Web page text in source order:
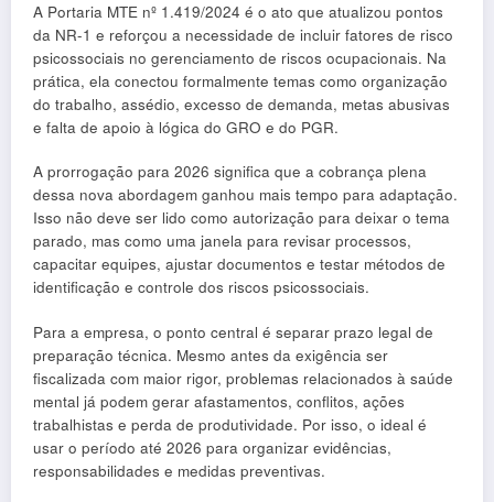
A Portaria MTE nº 1.419/2024 é o ato que atualizou pontos
da NR-1 e reforçou a necessidade de incluir fatores de risco
psicossociais no gerenciamento de riscos ocupacionais. Na
prática, ela conectou formalmente temas como organização
do trabalho, assédio, excesso de demanda, metas abusivas
e falta de apoio à lógica do GRO e do PGR.
A prorrogação para 2026 significa que a cobrança plena
dessa nova abordagem ganhou mais tempo para adaptação.
Isso não deve ser lido como autorização para deixar o tema
parado, mas como uma janela para revisar processos,
capacitar equipes, ajustar documentos e testar métodos de
identificação e controle dos riscos psicossociais.
Para a empresa, o ponto central é separar prazo legal de
preparação técnica. Mesmo antes da exigência ser
fiscalizada com maior rigor, problemas relacionados à saúde
mental já podem gerar afastamentos, conflitos, ações
trabalhistas e perda de produtividade. Por isso, o ideal é
usar o período até 2026 para organizar evidências,
responsabilidades e medidas preventivas.